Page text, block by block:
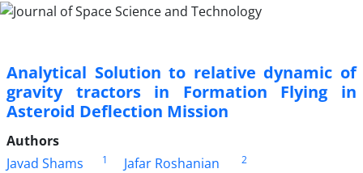
Analytical Solution to relative dynamic of
gravity tractors in Formation Flying in
Asteroid Deflection Mission
Authors
Javad Shams
1 Jafar Roshanian
2